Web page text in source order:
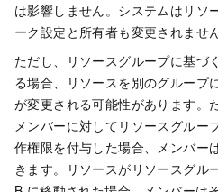
は影響しません。システムはリソ
ーク設定と所有者も変更されません
ただし、リソースグループに基づ
る場合、リソースを別のグループ
が変更される可能性があります。
メンバーに対してリソースグルー
作権限を付与した場合、メンバー
きます。リソースがリソースグル